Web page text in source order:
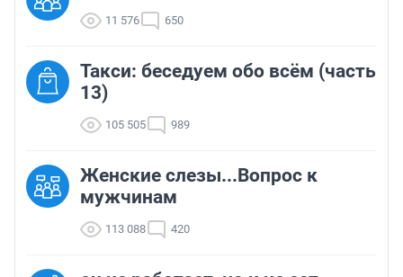
11 576 650
Такси: беседуем обо всём (часть
13)
105 505 989
Женские слезы...Вопрос к
мужчинам
113 088 420